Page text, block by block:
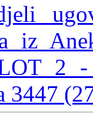
iz
2 -
3447